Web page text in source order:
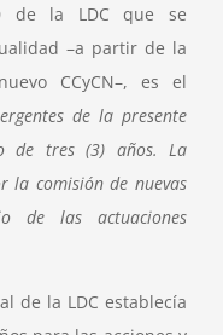
de la LDC que se
–a partir de la
CCyCN–, es el
de la presente
de tres (3) años. La
la comisión de nuevas
de las actuaciones
de la LDC establecía